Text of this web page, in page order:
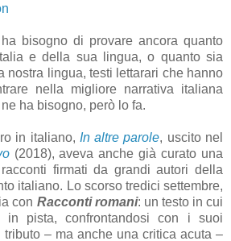
bisogno di provare ancora quanto
e della sua lingua, o quanto sia
nostra lingua, testi lettarari che hanno
nella migliore narrativa italiana
ha bisogno, però lo fa.
in italiano, In altre parole, uscito nel
(2018), aveva anche già curato una
firmati da grandi autori della
italiano. Lo scorso tredici settembre,
con Racconti romani: un testo in cui
in pista, confrontandosi con i suoi
tributo – ma anche una critica acuta –